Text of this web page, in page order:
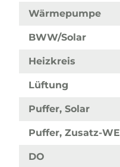
Wärmepumpe
BWW/Solar
Heizkreis
Lüftung
Puffer, Solar
Puffer, Zusatz-WE
DO